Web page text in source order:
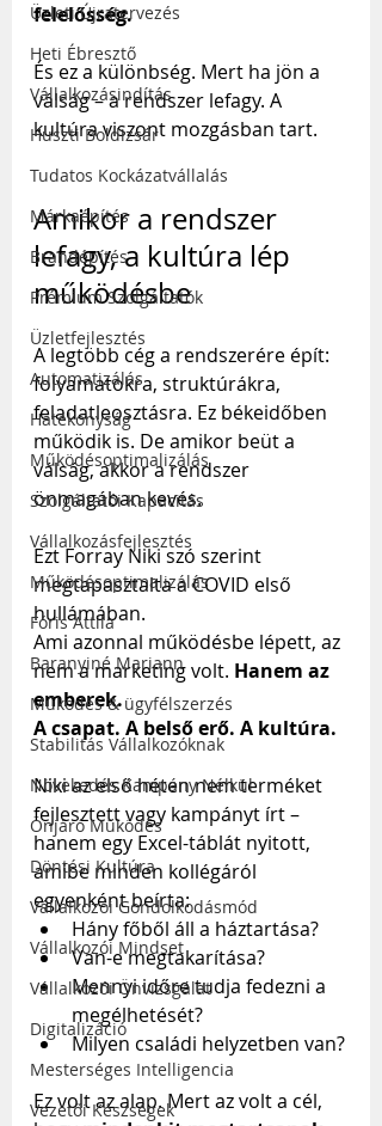
Üzleti Újratervezés
Heti Ébresztő
Vállalkozásindítás
Huszti Boldizsár
Tudatos Kockázatvállalás
Márkaépítés
Brandépítés
Prémium Szolgáltatók
Üzletfejlesztés
Automatizálás
Hatékonyság
Működésoptimalizálás
Szolgáltatói Kapacitás
Vállalkozásfejlesztés
Működésoptimalizálás
Fóris Attila
Baranyiné Mariann
Működés & ügyfélszerzés
Stabilitás Vállalkozóknak
Növekedés Kampány Nélkül
Önjáró Működés
Döntési Kultúra
Vállalkozói Gondolkodásmód
Vállalkozói Mindset
Vállalkozói Önvizsgálat
Digitalizáció
Mesterséges Intelligencia
Vezetői Készségek
felelősség.
És ez a különbség. Mert ha jön a
válság – a rendszer lefagy. A
kultúra viszont mozgásban tart.
Amikor a rendszer
lefagy, a kultúra lép
működésbe
A legtöbb cég a rendszerére épít:
folyamatokra, struktúrákra,
feladatleosztásra. Ez békeidőben
működik is. De amikor beüt a
válság, akkor a rendszer
önmagában kevés.
Ezt Forray Niki szó szerint
megtapasztalta a COVID első
hullámában.
Ami azonnal működésbe lépett, az
nem a marketing volt. Hanem az
emberek.
A csapat. A belső erő. A kultúra.
Niki az első héten nem terméket
fejlesztett vagy kampányt írt –
hanem egy Excel-táblát nyitott,
amibe minden kollégáról
egyenként beírta:
Hány főből áll a háztartása?
Van-e megtakarítása?
Mennyi időre tudja fedezni a
megélhetését?
Milyen családi helyzetben van?
Ez volt az alap. Mert az volt a cél,